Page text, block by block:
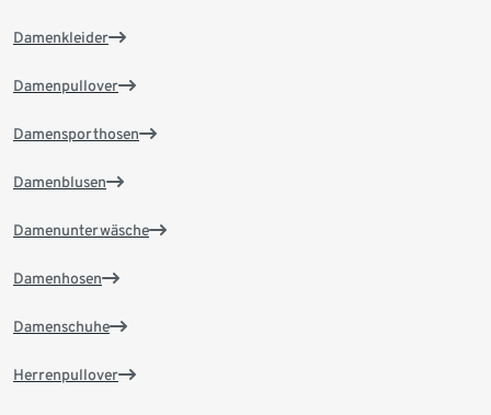
Damenkleider
Damenpullover
Damensporthosen
Damenblusen
Damenunterwäsche
Damenhosen
Damenschuhe
Herrenpullover